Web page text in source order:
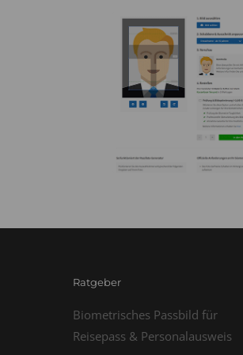
Ratgeber
Biometrisches Passbild für
Reisepass & Personalausweis